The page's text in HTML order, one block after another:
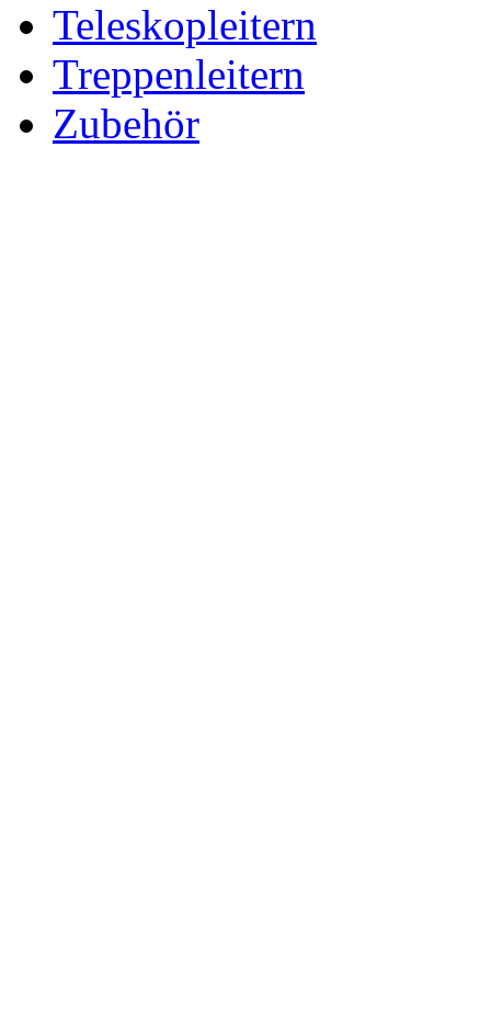
Teleskopleitern
Treppenleitern
Zubehör